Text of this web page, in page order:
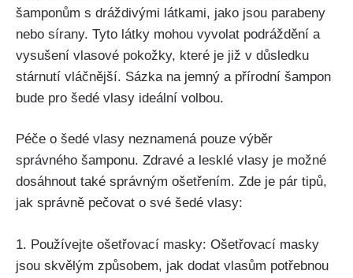
šamponům s dráždivými látkami, jako jsou ⁤parabeny
nebo sírany. Tyto látky mohou vyvolat podráždění a
vysušení vlasové pokožky, které je již v důsledku
stárnutí vláčnější. Sázka na jemný a‌ přírodní šampon
bude pro šedé vlasy ideální volbou.
Péče o šedé vlasy neznamená pouze výběr
správného šamponu. Zdravé a lesklé vlasy je možné
dosáhnout také správným ošetřením. Zde je pár tipů,
jak správně pečovat o své šedé vlasy:
1.‌ Používejte​ ošetřovací masky: Ošetřovací masky
jsou skvělým způsobem, jak dodat vlasům‌ potřebnou